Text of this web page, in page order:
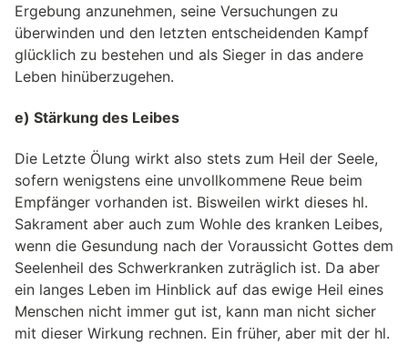
Ergebung anzunehmen, seine Versuchungen zu
überwinden und den letzten entscheidenden Kampf
glücklich zu bestehen und als Sieger in das andere
Leben hinüberzugehen.
e) Stärkung des Leibes
Die Letzte Ölung wirkt also stets zum Heil der Seele,
sofern wenigstens eine unvollkommene Reue beim
Empfänger vorhanden ist. Bisweilen wirkt dieses hl.
Sakrament aber auch zum Wohle des kranken Leibes,
wenn die Gesundung nach der Voraussicht Gottes dem
Seelenheil des Schwerkranken zuträglich ist. Da aber
ein langes Leben im Hinblick auf das ewige Heil eines
Menschen nicht immer gut ist, kann man nicht sicher
mit dieser Wirkung rechnen. Ein früher, aber mit der hl.